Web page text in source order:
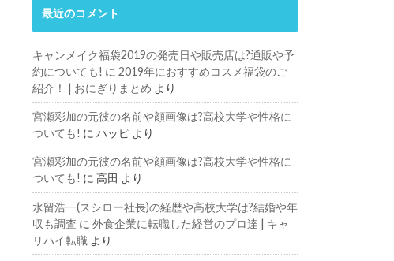
最近のコメント
キャンメイク福袋2019の発売日や販売店は?通販や予
約についても! に 2019年におすすめコスメ福袋のご
紹介！ | おにぎりまとめ より
宮瀬彩加の元彼の名前や顔画像は?高校大学や性格に
ついても! に ハッピ より
宮瀬彩加の元彼の名前や顔画像は?高校大学や性格に
ついても! に 高田 より
水留浩一(スシロー社長)の経歴や高校大学は?結婚や年
収も調査 に 外食企業に転職した経営のプロ達 | キャ
リハイ転職 より